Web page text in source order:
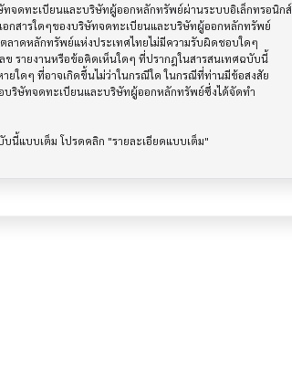
จดทะเบียนและบริษัทผู้ออกหลักทรัพย์ผ่านระบบอิเล็กทรอนิกส์
อกสารใดๆของบริษัทจดทะเบียนและบริษัทผู้ออกหลักทรัพย์
าดหลักทรัพย์แห่งประเทศไทยไม่มีความรับผิดชอบใดๆ
ข รายงานหรือข้อคิดเห็นใดๆ ที่ปรากฎในสารสนเทศฉบับนี้
ยใดๆ ที่อาจเกิดขึ้นไม่ว่าในกรณีใด ในกรณีที่ท่านมีข้อสงสัย
บริษัทจดทะเบียนและบริษัทผู้ออกหลักทรัพย์ซึ่งได้จัดทำ